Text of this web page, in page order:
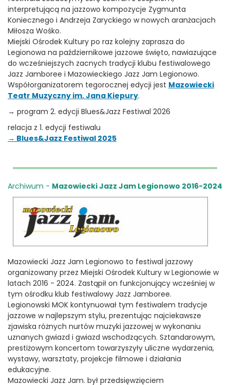
interpretującą na jazzowo kompozycje Zygmunta
Koniecznego i Andrzeja Zaryckiego w nowych aranżacjach
Miłosza Wośko.
Miejski Ośrodek Kultury po raz kolejny zaprasza do
Legionowa na październikowe jazzowe święto, nawiazujące
do wcześniejszych zacnych tradycji klubu festiwalowego
Jazz Jamboree i Mazowieckiego Jazz Jam Legionowo.
Współorganizatorem tegorocznej edycji jest Mazowiecki
Teatr Muzyczny im. Jana Kiepury.
→ program 2. edycji Blues&Jazz Festiwal 2026
relacja z 1. edycji festiwalu
→ Blues&Jazz Festiwal 2025
Archiwum - Mazowiecki Jazz Jam Legionowo 2016-2024
Mazowiecki Jazz Jam Legionowo to festiwal jazzowy
organizowany przez Miejski Ośrodek Kultury w Legionowie w
latach 2016 - 2024. Zastąpił on funkcjonujący wcześniej w
tym ośrodku klub festiwalowy Jazz Jamboree.
Legionowski MOK kontynuował tym festiwalem tradycje
jazzowe w najlepszym stylu, prezentując najciekawsze
zjawiska różnych nurtów muzyki jazzowej w wykonaniu
uznanych gwiazd i gwiazd wschodzących. Sztandarowym,
prestiżowym koncertom towarzyszyły uliczne wydarzenia,
wystawy, warsztaty, projekcje filmowe i działania
edukacyjne.
Mazowiecki Jazz Jam. był przedsięwzięciem